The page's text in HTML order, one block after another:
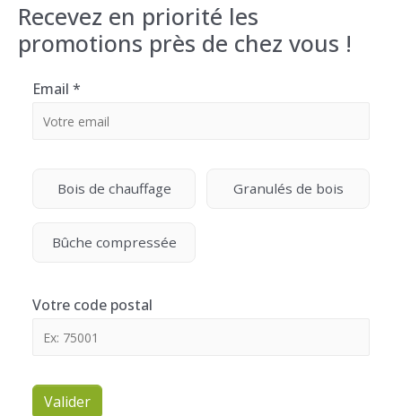
Recevez en priorité les
promotions près de chez vous !
Email *
Bois de chauffage Granulés de bois
Bûche compressée
Votre code postal
Valider